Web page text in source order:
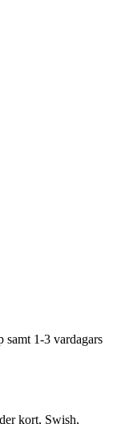
samt 1-3 vardagars
kort, Swish,